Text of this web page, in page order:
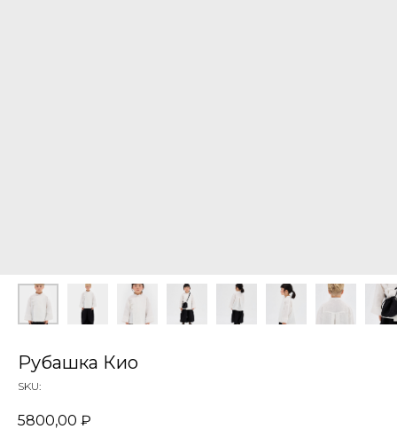
Рубашка Кио
SKU:
5800,00 ₽